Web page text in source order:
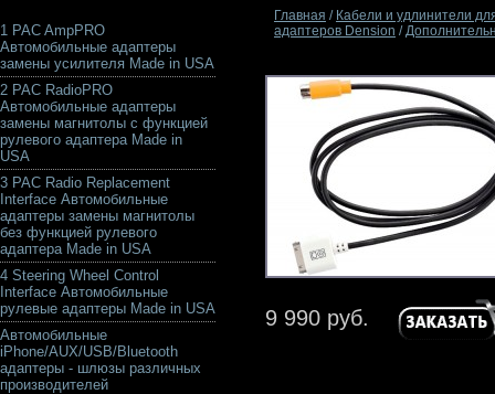
1 PAC AmpPRO
Автомобильные адаптеры
замены усилителя Made in USA
2 PAC RadioPRO
Автомобильные адаптеры
замены магнитолы с функцией
рулевого адаптера Made in
USA
3 PAC Radio Replacement
Interface Автомобильные
адаптеры замены магнитолы
без функцией рулевого
адаптера Made in USA
4 Steering Wheel Control
Interface Автомобильные
рулевые адаптеры Made in USA
Автомобильные
iPhone/AUX/USB/Bluetooth
адаптеры - шлюзы различных
производителей
Главная / Кабели и удлинители
адаптеров Dension /
9 990 руб.